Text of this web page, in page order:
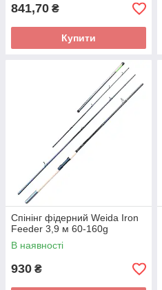
841,70 ₴
Купити
Спінінг фідерний Weida Iron
Feeder 3,9 м 60-160g
В наявності
930 ₴